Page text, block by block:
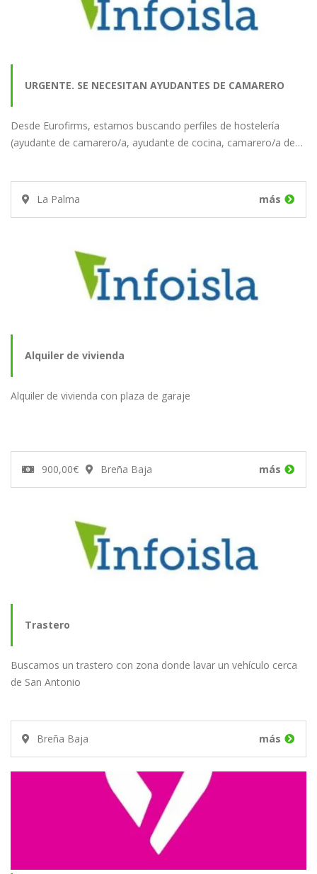
URGENTE. SE NECESITAN AYUDANTES DE CAMARERO
PARA UN HOTEL EN…
Desde Eurofirms, estamos buscando perfiles de hostelería
(ayudante de camarero/a, ayudante de cocina, camarero/a de…
La Palma más
Alquiler de vivienda
Alquiler de vivienda con plaza de garaje
900,00€ Breña Baja más
Trastero
Buscamos un trastero con zona donde lavar un vehículo cerca
de San Antonio
Breña Baja más